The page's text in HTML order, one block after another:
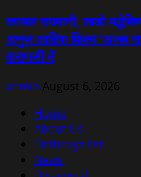
काजल राघवानी, लाडो
अनुज आतिश फिल्म ‘अजब
वाराणसी में
admin August 6, 2026
Home
About Us
Birthdays list
News